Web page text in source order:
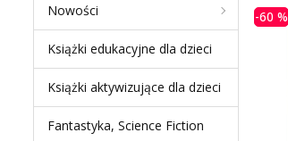
Nowości
Książki edukacyjne dla dzieci
Książki aktywizujące dla dzieci
Fantastyka, Science Fiction
-60 %